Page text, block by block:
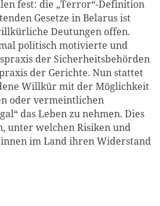
fest: die „Terror“-Definition
Gesetze in Belarus ist
Deutungen offen.
politisch motivierte und
der Sicherheitsbehörden
der Gerichte. Nun stattet
Willkür mit der Möglichkeit
oder vermeintlichen
das Leben zu nehmen. Dies
unter welchen Risiken und
im Land ihren Widerstand